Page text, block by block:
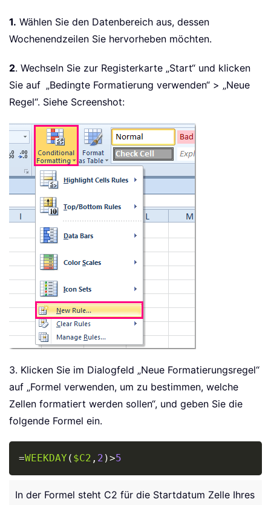
1. Wählen Sie den Datenbereich aus, dessen
Wochenendzeilen Sie hervorheben möchten.
2. Wechseln Sie zur Registerkarte „Start“ und klicken
Sie auf „Bedingte Formatierung verwenden“ > „Neue
Regel“. Siehe Screenshot:
3. Klicken Sie im Dialogfeld „Neue Formatierungsregel“
auf „Formel verwenden, um zu bestimmen, welche
Zellen formatiert werden sollen“, und geben Sie die
folgende Formel ein.
=WEEKDAY ( $C2 , 2 )>5
In der Formel steht C2 für die Startdatum Zelle Ihres